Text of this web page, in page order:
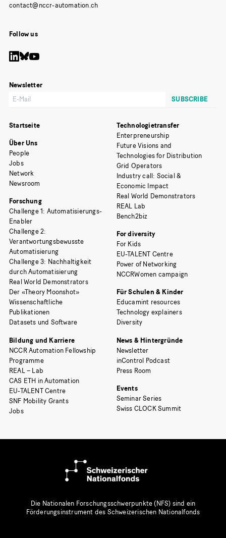
Follow us
Newsletter
Startseite
Über Uns
People
Jobs
Network
Newsroom
Forschung
Challenge 1: Automatisierungs-
Enabler
Challenge 2:
Verantwortungsbewusste
Automatisierung
Challenge 3: Nachhaltigkeit
durch Automatisierung
Real World Demonstrators
Der «Theory Moonshot»
Wissenschaftliche
Publikationen
Datasets und Software
Bildung und Karriere
NCCR Automation Fellowship
Programme
REAL – Lab
CAS ETH in Automation
EU-TALENT Centre
SNF Mobility Grants
Jobs
Technologietransfer
Enterpreneurship
Future Visions and
Technologies for Distribution
Grid Operators
Industry call: Social &
Economic Impact
Real World Demonstrators
REAL Lab
Bench2biz
For diversity
For Kids
EU-TALENT Centre
Power of Networking
NCCRWomen campaign
Für Schulen & Kinder
Educamint resources
Technology explainers
Diversity
News & Hintergründe
Newsletter
inControl Podcast
Press Room
Events
Seminar Series
Swiss CLOCK Summit
Die Nationalen Forschungsschwerpunkte (NFS) sind ein
Förderungsinstrument des Schweizerischen Nationalfonds